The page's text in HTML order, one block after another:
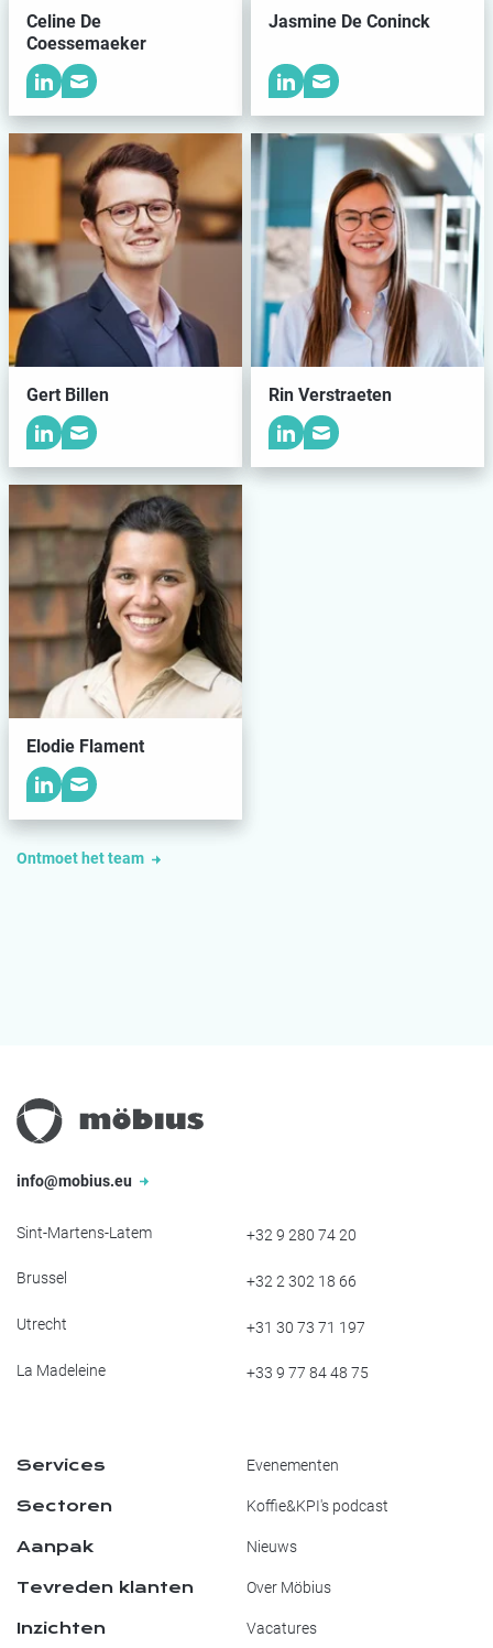
Celine De
Coessemaeker
Jasmine De Coninck
Gert Billen Rin Verstraeten
Elodie Flament
Ontmoet het team
info@mobius.eu
Sint-Martens-Latem +32 9 280 74 20
Brussel +32 2 302 18 66
Utrecht +31 30 73 71 197
La Madeleine +33 9 77 84 48 75
Services
Sectoren
Aanpak
Tevreden klanten
Inzichten
Evenementen
Koffie&KPI's podcast
Nieuws
Over Möbius
Vacatures